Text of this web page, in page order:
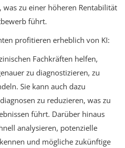
was zu einer höheren Rentabilität
führt.
profitieren erheblich von KI:
Fachkräften helfen,
zu diagnostizieren, zu
Sie kann auch dazu
zu reduzieren, was zu
führt. Darüber hinaus
analysieren, potenzielle
und mögliche zukünftige